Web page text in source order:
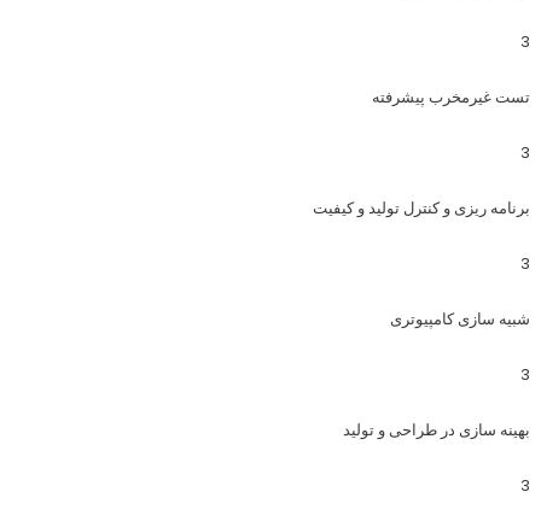
3
تست غیرمخرب پیشرفته
3
برنامه ریزی و کنترل تولید و کیفیت
3
شبیه سازی کامپیوتری
3
بهینه سازی در طراحی و تولید
3